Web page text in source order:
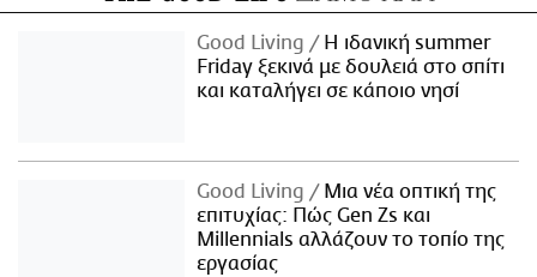
Good Living
Η ιδανική summer
Friday ξεκινά με δουλειά στο σπίτι
και καταλήγει σε κάποιο νησί
Good Living
Μια νέα οπτική της
επιτυχίας: Πώς Gen Zs και
Millennials αλλάζουν το τοπίο της
εργασίας